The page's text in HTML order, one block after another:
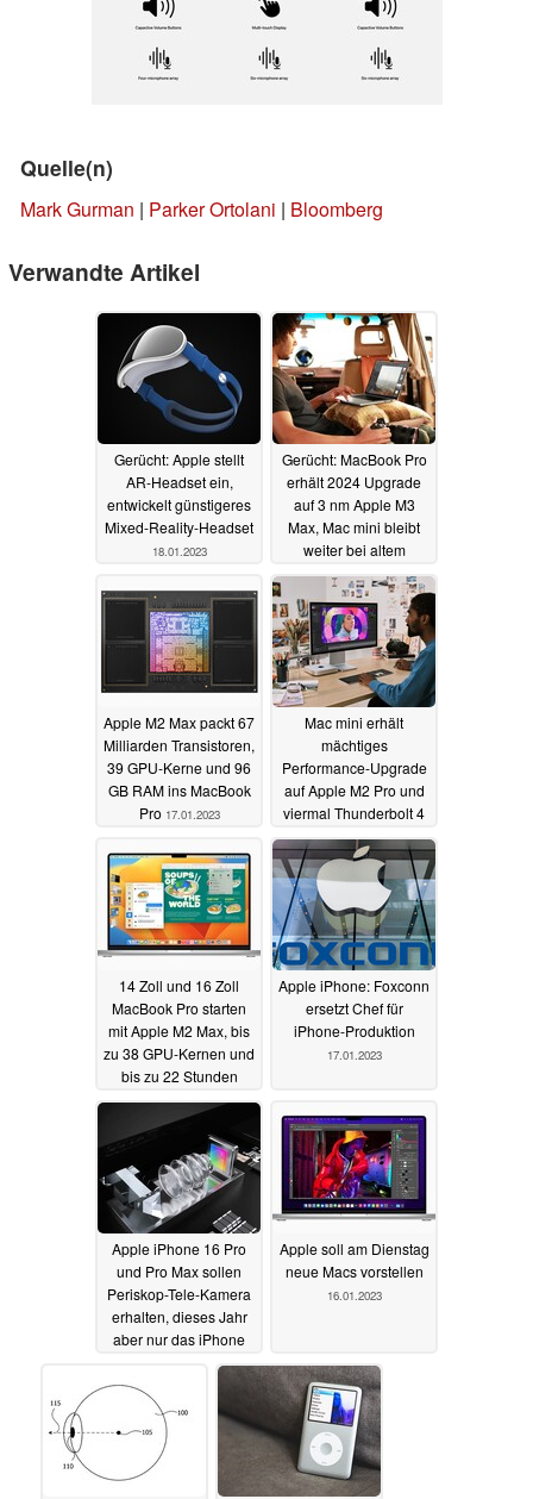
Quelle(n)
Mark Gurman | Parker Ortolani | Bloomberg
Verwandte Artikel
Gerücht: Apple stellt
AR-Headset ein,
entwickelt günstigeres
Mixed-Reality-Headset
18.01.2023
Gerücht: MacBook Pro
erhält 2024 Upgrade
auf 3 nm Apple M3
Max, Mac mini bleibt
weiter bei altem
Design17.01.2023
Apple M2 Max packt 67
Milliarden Transistoren,
39 GPU-Kerne und 96
GB RAM ins MacBook
Pro 17.01.2023
Mac mini erhält
mächtiges
Performance-Upgrade
auf Apple M2 Pro und
viermal Thunderbolt 4
17.01.2023
14 Zoll und 16 Zoll
MacBook Pro starten
mit Apple M2 Max, bis
zu 38 GPU-Kernen und
bis zu 22 Stunden
Laufzeit17.01.2023
Apple iPhone: Foxconn
ersetzt Chef für
iPhone-Produktion
17.01.2023
Apple iPhone 16 Pro
und Pro Max sollen
Periskop-Tele-Kamera
erhalten, dieses Jahr
aber nur das iPhone
17.01.2023
Apple soll am Dienstag
neue Macs vorstellen
16.01.2023